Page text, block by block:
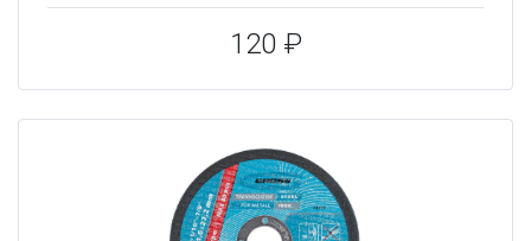
120 ₽